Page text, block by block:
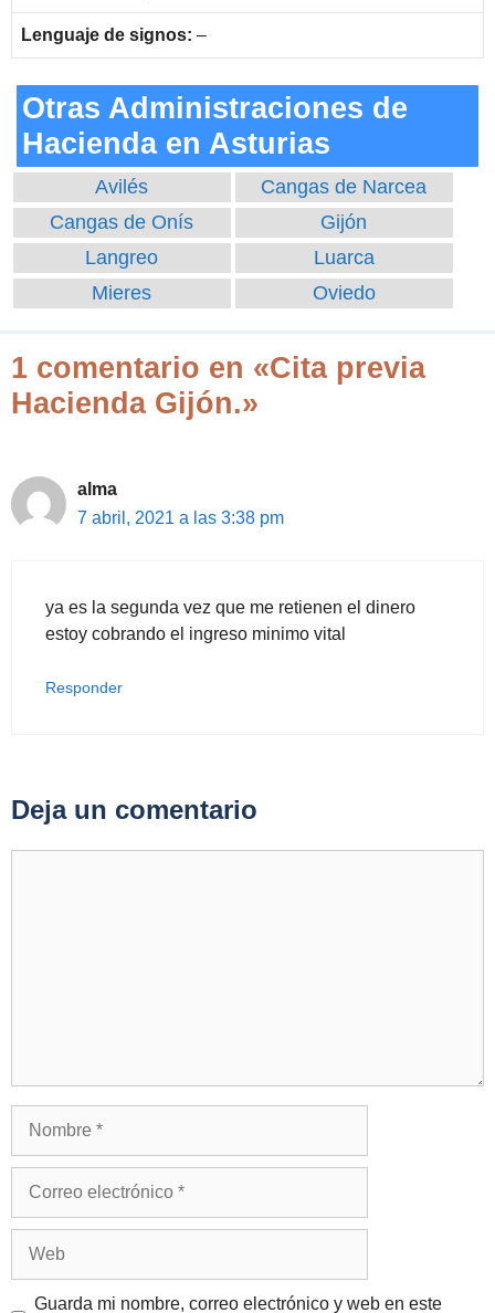
Lenguaje de signos: –
Otras Administraciones de
Hacienda en Asturias
Avilés
Cangas de Narcea
Cangas de Onís
Gijón
Langreo
Luarca
Mieres
Oviedo
1 comentario en «Cita previa
Hacienda Gijón.»
alma
7 abril, 2021 a las 3:38 pm
ya es la segunda vez que me retienen el dinero
estoy cobrando el ingreso minimo vital
Responder
Deja un comentario
Guarda mi nombre, correo electrónico y web en este